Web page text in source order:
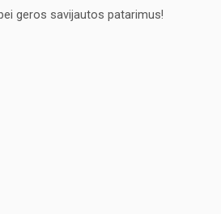
geros savijautos patarimus!